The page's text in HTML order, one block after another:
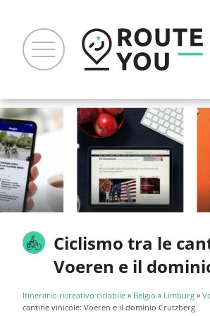
Ciclismo tra le
Voeren e il
Itinerario ricreativo ciclabile » Belgio » Limburg »
cantine vinicole: Voeren e il dominio Crutzberg